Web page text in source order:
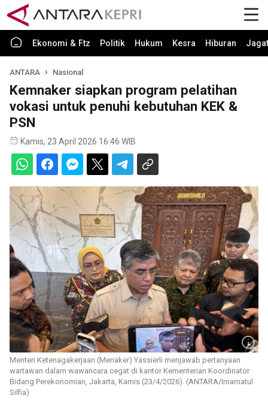
Ekonomi & Ftz Politik Hukum Kesra Hiburan Jagat
ANTARA Nasional
Kemnaker siapkan program pelatihan
vokasi untuk penuhi kebutuhan KEK &
PSN
Kamis, 23 April 2026 16:46 WIB
Menteri Ketenagakerjaan (Menaker) Yassierli menjawab pertanyaan
wartawan dalam wawancara cegat di kantor Kementerian Koordinator
Bidang Perekonomian, Jakarta, Kamis (23/4/2026). (ANTARA/Imamatul
Silfia)